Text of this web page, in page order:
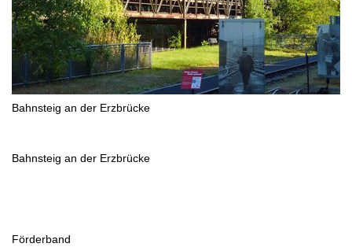
Bahnsteig an der Erzbrücke
Bahnsteig an der Erzbrücke
Förderband